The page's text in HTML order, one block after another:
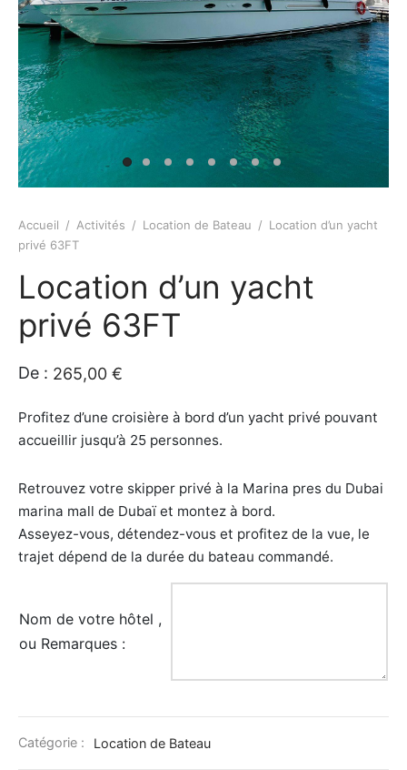
Accueil / Activités / Location de Bateau / Location d’un yacht
privé 63FT
Location d’un yacht
privé 63FT
De : 265,00 €
Profitez d’une croisière à bord d’un yacht privé pouvant
accueillir jusqu’à 25 personnes.
Retrouvez votre skipper privé à la Marina pres du Dubai
marina mall de Dubaï et montez à bord.
Asseyez-vous, détendez-vous et profitez de la vue, le
trajet dépend de la durée du bateau commandé.
Nom de votre hôtel ,
ou Remarques :
Catégorie : Location de Bateau
amis
de Bateaux
insolite
et Musées
et Cadeaux